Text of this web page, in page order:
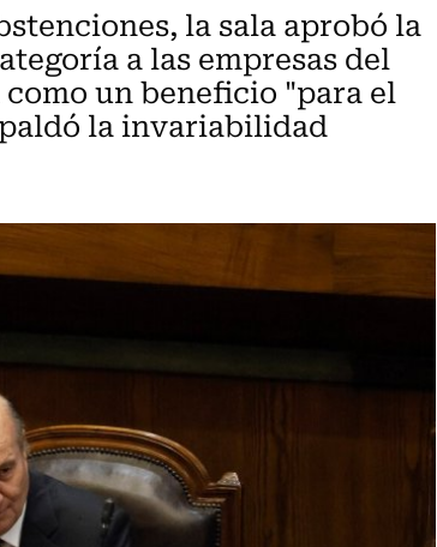
la sala aprobó la
a las empresas del
un beneficio "para el
la invariabilidad